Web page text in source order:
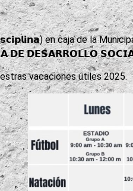
en caja de la
𝗗𝗘 𝗗𝗘𝗦𝗔𝗥𝗥𝗢𝗟𝗟𝗢
vacaciones útiles 2025.